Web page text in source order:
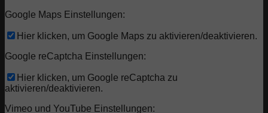
Google Maps Einstellungen:
Hier klicken, um Google Maps zu aktivieren/deaktivieren.
Google reCaptcha Einstellungen:
Hier klicken, um Google reCaptcha zu
aktivieren/deaktivieren.
Vimeo und YouTube Einstellungen: